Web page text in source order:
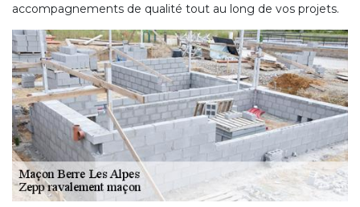
accompagnements de qualité tout au long de vos projets.